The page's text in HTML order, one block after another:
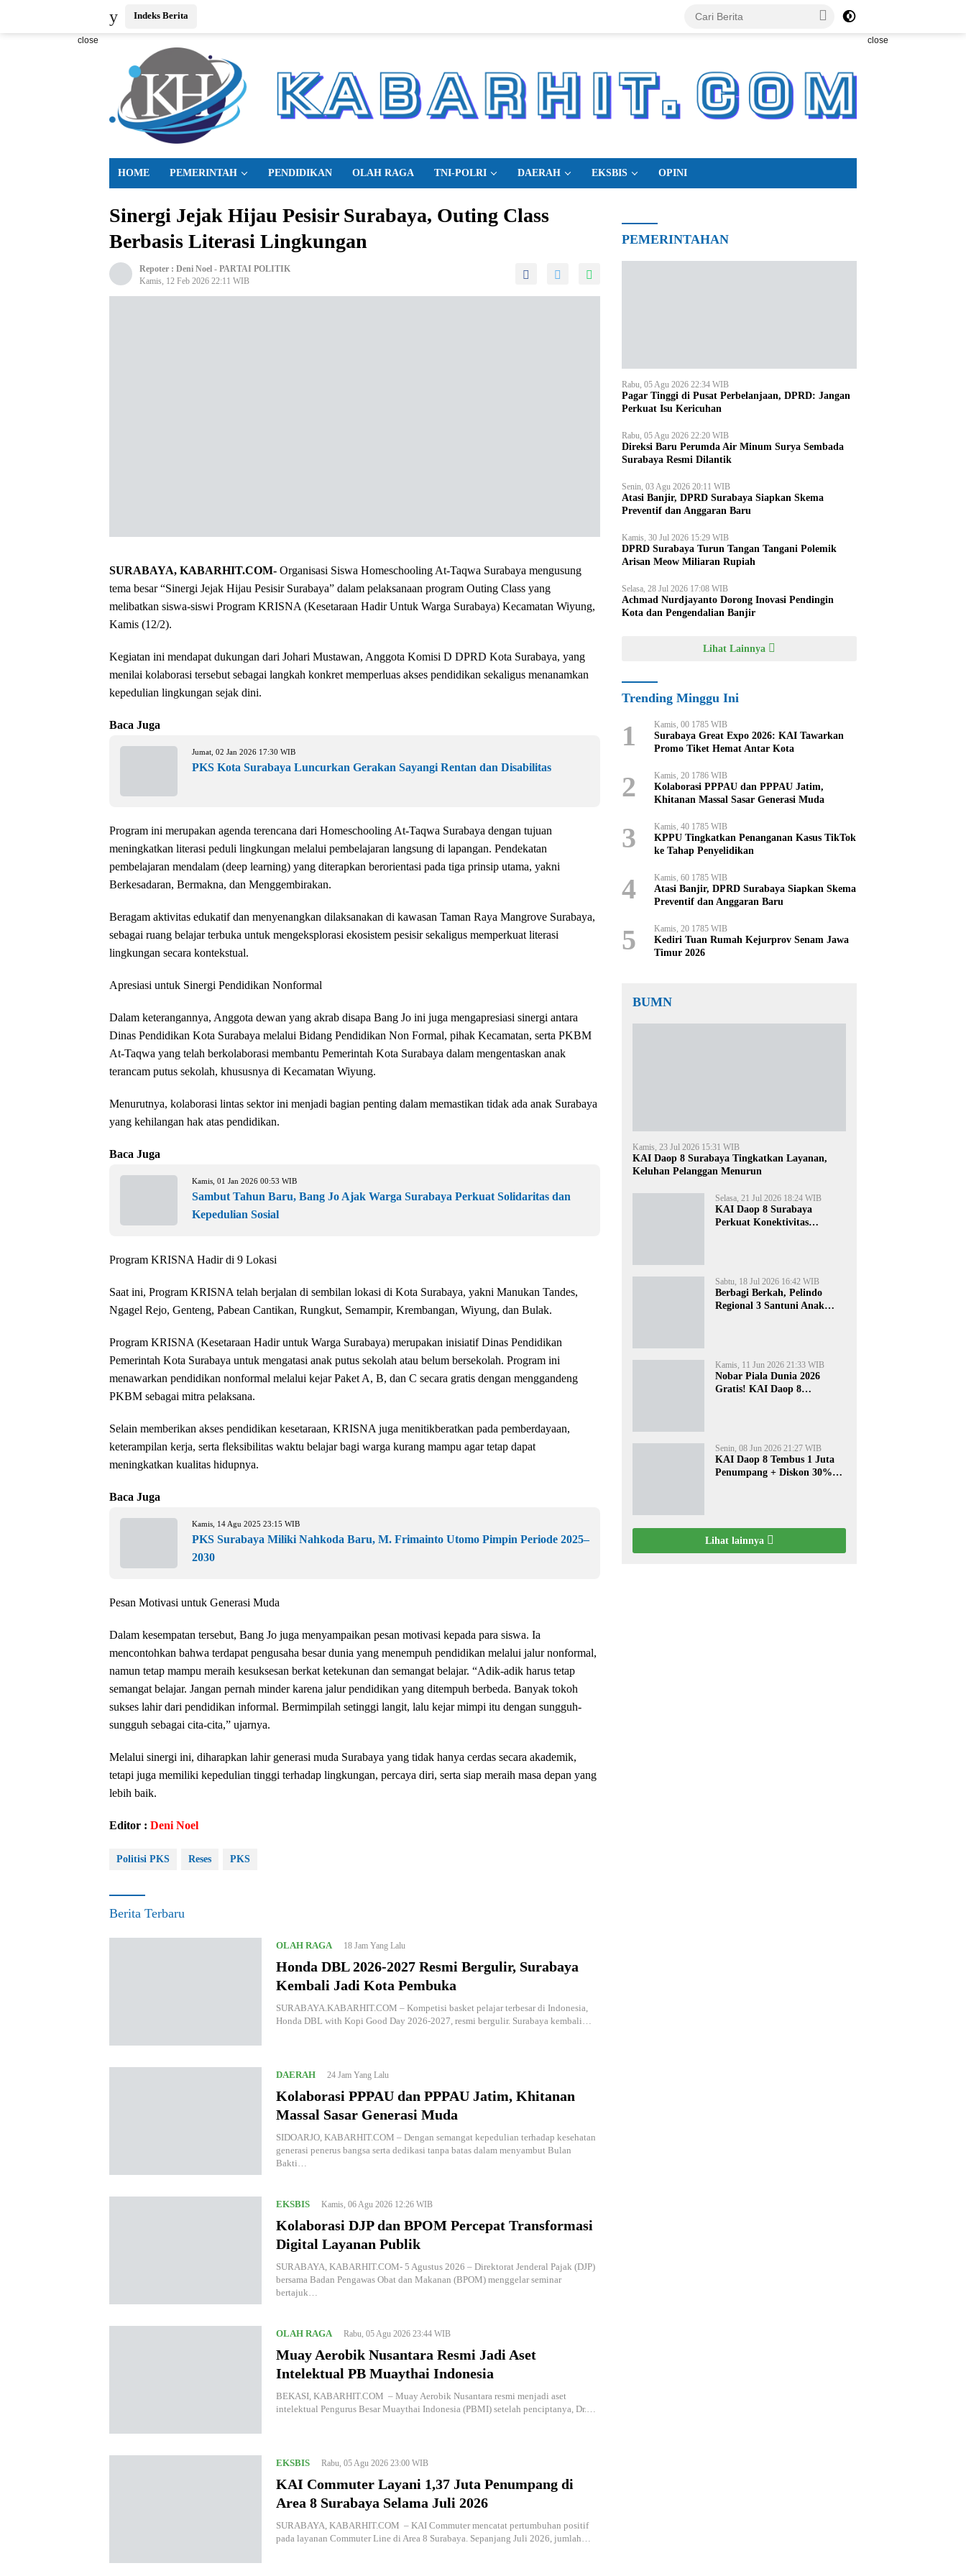
Indeks Berita
close close
HOME PEMERINTAH PENDIDIKAN OLAH RAGA TNI-POLRI DAERAH EKSBIS OPINI
Sinergi Jejak Hijau Pesisir Surabaya, Outing Class
Berbasis Literasi Lingkungan
Repoter : Deni Noel - PARTAI POLITIK
Kamis, 12 Feb 2026 22:11 WIB
SURABAYA, KABARHIT.COM- Organisasi Siswa Homeschooling At-Taqwa Surabaya mengusung
tema besar “Sinergi Jejak Hijau Pesisir Surabaya” dalam pelaksanaan program Outing Class yang
melibatkan siswa-siswi Program KRISNA (Kesetaraan Hadir Untuk Warga Surabaya) Kecamatan Wiyung,
Kamis (12/2).
Kegiatan ini mendapat dukungan dari Johari Mustawan, Anggota Komisi D DPRD Kota Surabaya, yang
menilai kolaborasi tersebut sebagai langkah konkret memperluas akses pendidikan sekaligus menanamkan
kepedulian lingkungan sejak dini.
Baca Juga
Jumat, 02 Jan 2026 17:30 WIB
PKS Kota Surabaya Luncurkan Gerakan Sayangi Rentan dan Disabilitas
Program ini merupakan agenda terencana dari Homeschooling At-Taqwa Surabaya dengan tujuan
meningkatkan literasi peduli lingkungan melalui pembelajaran langsung di lapangan. Pendekatan
pembelajaran mendalam (deep learning) yang diterapkan berorientasi pada tiga prinsip utama, yakni
Berkesadaran, Bermakna, dan Menggembirakan.
Beragam aktivitas edukatif dan menyenangkan dilaksanakan di kawasan Taman Raya Mangrove Surabaya,
sebagai ruang belajar terbuka untuk mengeksplorasi ekosistem pesisir sekaligus memperkuat literasi
lingkungan secara kontekstual.
Apresiasi untuk Sinergi Pendidikan Nonformal
Dalam keterangannya, Anggota dewan yang akrab disapa Bang Jo ini juga mengapresiasi sinergi antara
Dinas Pendidikan Kota Surabaya melalui Bidang Pendidikan Non Formal, pihak Kecamatan, serta PKBM
At-Taqwa yang telah berkolaborasi membantu Pemerintah Kota Surabaya dalam mengentaskan anak
terancam putus sekolah, khususnya di Kecamatan Wiyung.
Menurutnya, kolaborasi lintas sektor ini menjadi bagian penting dalam memastikan tidak ada anak Surabaya
yang kehilangan hak atas pendidikan.
Baca Juga
Kamis, 01 Jan 2026 00:53 WIB
Sambut Tahun Baru, Bang Jo Ajak Warga Surabaya Perkuat Solidaritas dan
Kepedulian Sosial
Program KRISNA Hadir di 9 Lokasi
Saat ini, Program KRISNA telah berjalan di sembilan lokasi di Kota Surabaya, yakni Manukan Tandes,
Ngagel Rejo, Genteng, Pabean Cantikan, Rungkut, Semampir, Krembangan, Wiyung, dan Bulak.
Program KRISNA (Kesetaraan Hadir untuk Warga Surabaya) merupakan inisiatif Dinas Pendidikan
Pemerintah Kota Surabaya untuk mengatasi anak putus sekolah atau belum bersekolah. Program ini
menawarkan pendidikan nonformal melalui kejar Paket A, B, dan C secara gratis dengan menggandeng
PKBM sebagai mitra pelaksana.
Selain memberikan akses pendidikan kesetaraan, KRISNA juga menitikberatkan pada pemberdayaan,
keterampilan kerja, serta fleksibilitas waktu belajar bagi warga kurang mampu agar tetap dapat
meningkatkan kualitas hidupnya.
Baca Juga
Kamis, 14 Agu 2025 23:15 WIB
PKS Surabaya Miliki Nahkoda Baru, M. Frimainto Utomo Pimpin Periode 2025–
2030
Pesan Motivasi untuk Generasi Muda
Dalam kesempatan tersebut, Bang Jo juga menyampaikan pesan motivasi kepada para siswa. Ia
mencontohkan bahwa terdapat pengusaha besar dunia yang menempuh pendidikan melalui jalur nonformal,
namun tetap mampu meraih kesuksesan berkat ketekunan dan semangat belajar. “Adik-adik harus tetap
semangat belajar. Jangan pernah minder karena jalur pendidikan yang ditempuh berbeda. Banyak tokoh
sukses lahir dari pendidikan informal. Bermimpilah setinggi langit, lalu kejar mimpi itu dengan sungguh-
sungguh sebagai cita-cita,” ujarnya.
Melalui sinergi ini, diharapkan lahir generasi muda Surabaya yang tidak hanya cerdas secara akademik,
tetapi juga memiliki kepedulian tinggi terhadap lingkungan, percaya diri, serta siap meraih masa depan yang
lebih baik.
Editor : Deni Noel
Politisi PKS Reses PKS
Berita Terbaru
OLAH RAGA 18 Jam Yang Lalu
Honda DBL 2026-2027 Resmi Bergulir, Surabaya
Kembali Jadi Kota Pembuka
SURABAYA.KABARHIT.COM – Kompetisi basket pelajar terbesar di Indonesia,
Honda DBL with Kopi Good Day 2026-2027, resmi bergulir. Surabaya kembali…
DAERAH 24 Jam Yang Lalu
Kolaborasi PPPAU dan PPPAU Jatim, Khitanan
Massal Sasar Generasi Muda
SIDOARJO, KABARHIT.COM – Dengan semangat kepedulian terhadap kesehatan
generasi penerus bangsa serta dedikasi tanpa batas dalam menyambut Bulan
Bakti…
EKSBIS Kamis, 06 Agu 2026 12:26 WIB
Kolaborasi DJP dan BPOM Percepat Transformasi
Digital Layanan Publik
SURABAYA, KABARHIT.COM- 5 Agustus 2026 – Direktorat Jenderal Pajak (DJP)
bersama Badan Pengawas Obat dan Makanan (BPOM) menggelar seminar
bertajuk…
OLAH RAGA Rabu, 05 Agu 2026 23:44 WIB
Muay Aerobik Nusantara Resmi Jadi Aset
Intelektual PB Muaythai Indonesia
BEKASI, KABARHIT.COM – Muay Aerobik Nusantara resmi menjadi aset
intelektual Pengurus Besar Muaythai Indonesia (PBMI) setelah penciptanya, Dr.…
EKSBIS Rabu, 05 Agu 2026 23:00 WIB
KAI Commuter Layani 1,37 Juta Penumpang di
Area 8 Surabaya Selama Juli 2026
SURABAYA, KABARHIT.COM – KAI Commuter mencatat pertumbuhan positif
pada layanan Commuter Line di Area 8 Surabaya. Sepanjang Juli 2026, jumlah…
PEMERINTAHAN
Rabu, 05 Agu 2026 22:34 WIB
Pagar Tinggi di Pusat Perbelanjaan, DPRD: Jangan
Perkuat Isu Kericuhan
Rabu, 05 Agu 2026 22:20 WIB
Direksi Baru Perumda Air Minum Surya Sembada
Surabaya Resmi Dilantik
Senin, 03 Agu 2026 20:11 WIB
Atasi Banjir, DPRD Surabaya Siapkan Skema
Preventif dan Anggaran Baru
Kamis, 30 Jul 2026 15:29 WIB
DPRD Surabaya Turun Tangan Tangani Polemik
Arisan Meow Miliaran Rupiah
Selasa, 28 Jul 2026 17:08 WIB
Achmad Nurdjayanto Dorong Inovasi Pendingin
Kota dan Pengendalian Banjir
Lihat Lainnya
Trending Minggu Ini
1 Kamis, 00 1785 WIB
Surabaya Great Expo 2026: KAI Tawarkan
Promo Tiket Hemat Antar Kota
2 Kamis, 20 1786 WIB
Kolaborasi PPPAU dan PPPAU Jatim,
Khitanan Massal Sasar Generasi Muda
3 Kamis, 40 1785 WIB
KPPU Tingkatkan Penanganan Kasus TikTok
ke Tahap Penyelidikan
4 Kamis, 60 1785 WIB
Atasi Banjir, DPRD Surabaya Siapkan Skema
Preventif dan Anggaran Baru
5 Kamis, 20 1785 WIB
Kediri Tuan Rumah Kejurprov Senam Jawa
Timur 2026
BUMN
Kamis, 23 Jul 2026 15:31 WIB
KAI Daop 8 Surabaya Tingkatkan Layanan,
Keluhan Pelanggan Menurun
Selasa, 21 Jul 2026 18:24 WIB
KAI Daop 8 Surabaya
Perkuat Konektivitas
Sabtu, 18 Jul 2026 16:42 WIB
Berbagi Berkah, Pelindo
Regional 3 Santuni Anak
Kamis, 11 Jun 2026 21:33 WIB
Nobar Piala Dunia 2026
Gratis! KAI Daop 8
Senin, 08 Jun 2026 21:27 WIB
KAI Daop 8 Tembus 1 Juta
Penumpang + Diskon 30%
Lihat lainnya